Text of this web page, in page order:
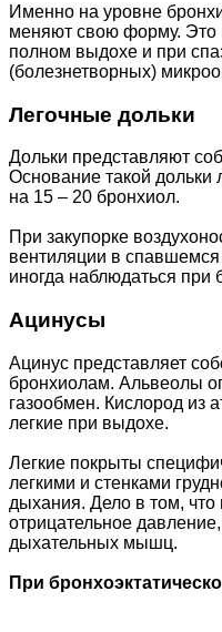
Именно на уровне
меняют свою форму. Это
полном выдохе и при
(болезнетворных)
Легочные дольки
Дольки представляют
Основание такой дольки
на 15 – 20 бронхиол.
При закупорке
вентиляции в спавшемся
иногда наблюдаться при
Ацинусы
Ацинус представляет
бронхиолам. Альвеолы
газообмен. Кислород из
легкие при выдохе.
Легкие покрыты
легкими и стенками
дыхания. Дело в том, что
отрицательное
дыхательных мышц.
При